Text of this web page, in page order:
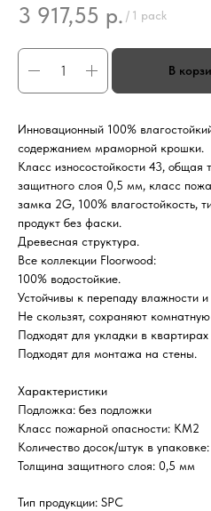
3 917,55 р. / 1 pack
Инновационный 100%
содержанием мраморной крошки.
Класс износостойкости 43,
защитного слоя 0,5 мм, класс
замка 2G, 100% влагостойкость,
продукт без фаски.
Древесная структура.
Все коллекции Floorwood:
100% водостойкие.
Устойчивы к перепаду влажности
Не скользят, сохраняют
Подходят для укладки в
Подходят для монтажа на стены.
Характеристики
Подложка: без подложки
Класс пожарной опасности: КМ2
Количество досок/штук в
Толщина защитного слоя: 0,5 мм
Тип продукции: SPC